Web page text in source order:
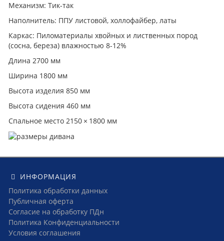
Механизм: Тик-так
Наполнитель: ППУ листовой, холлофайбер, латы
Каркас: Пиломатериалы хвойных и лиственных пород
(сосна, береза) влажностью 8-12%
Длина 2700 мм
Ширина 1800 мм
Высота изделия 850 мм
Высота сидения 460 мм
Спальное место 2150 × 1800 мм
ИНФОРМАЦИЯ
Политика обработки данных
Публичная оферта
Согласие на обработку ПДн
Политика Конфиденциальности
Условия соглашения